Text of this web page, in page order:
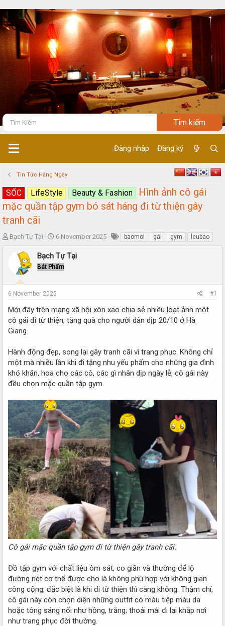
Đăng nhập Đăng ký
Tin Tức Hằng Ngày
SỐC LifeStyle Beauty & Fashion
Hình ảnh cô gái
mặc quần tập gym bó sát háng đi từ thiện gây
tranh cãi
T
s
a
r
t
e
Bạch Tự Tại
S
a
r
t
a
e
6 November 2025 baomoi gái gym leubao
Bạch Tự Tại
Bát Phẩm
6 November 2025 #1
Mới đây trên mạng xã hội xôn xao chia sẻ nhiều loạt ảnh một
cô gái đi từ thiện, tặng quà cho người dân dịp 20/10 ở Hà
Giang.
Hành động đẹp, song lại gây tranh cãi vì trang phục. Không chỉ
một mà nhiều lần khi đi tặng nhu yếu phẩm cho những gia đình
khó khăn, hoa cho các cô, các gì nhân dịp ngày lễ, cô gái này
đều chọn mặc quần tập gym.
Cô gái mặc quần tập gym đi từ thiện gây tranh cãi.
Đồ tập gym với chất liệu ôm sát, co giãn và thường để lộ
đường nét cơ thể được cho là không phù hợp với không gian
công cộng, đặc biệt là khi đi từ thiện thì càng không. Thậm chí,
cô gái này còn chọn diện những outfit có màu tiệp màu da
hoặc tông sáng nổi như hồng, trắng; thoải mái đi lại khắp nơi
như trang phục đời thường.